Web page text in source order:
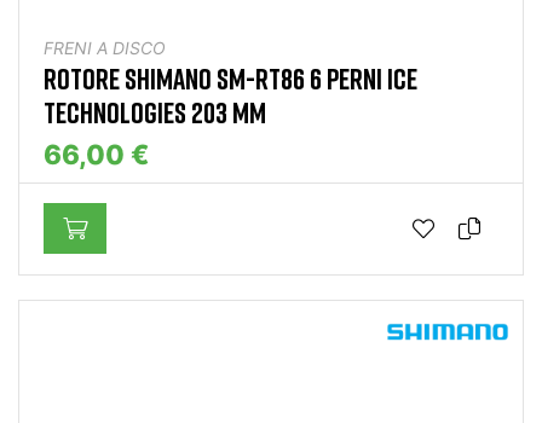
FRENI A DISCO
ROTORE SHIMANO SM-RT86 6 PERNI ICE
TECHNOLOGIES 203 MM
66,00 €